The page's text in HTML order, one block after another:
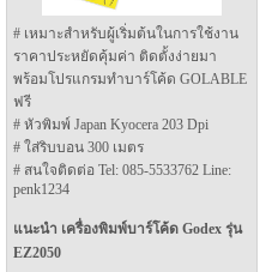
# เหมาะสำหรับผู้เริ่มต้นในการใช้งาน
ราคาประหยัดคุ้มค่า ติดตั้งง่ายมา
พร้อมโปรแกรมทำบาร์โค้ด GOLABLE
ฟรี
# หัวพิมพ์ Japan Kyocera 203 Dpi
# ใส่ริบบอน 300 เมตร
# สนใจติดต่อ Tel: 085-5533762 Line:
penk1234
แนะนำ เครื่องพิมพ์บาร์โค้ด Godex รุ่น
EZ2050